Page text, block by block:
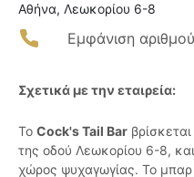
Αθήνα, Λεωκορίου 6-8
Εμφάνιση
Σχετικά με την εταιρεία:
Το Cock's Tail Bar
της οδού Λεωκορίου 6-8, και
χώρος ψυχαγωγίας. Το